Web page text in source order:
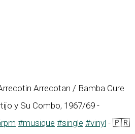
Arrecotan / Bamba Cure
y Su Combo, 1967/69 -
#musique #single #vinyl - 🇵🇷